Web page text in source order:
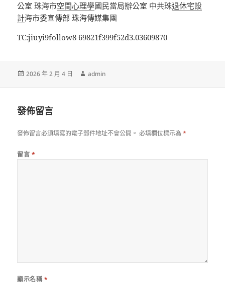
公室 珠海市空間心理學國民當局辦公室 中共珠退休宅設
計海市委宣傳部 珠海傳媒集團
TC:jiuyi9follow8 69821f399f52d3.03609870
發
2026 年 2 月 4 日
作
admin
發佈留言
發佈留言必須填寫的電子郵件地址不會公開。 必填欄位標示為*
留言 *
顯示名稱 *